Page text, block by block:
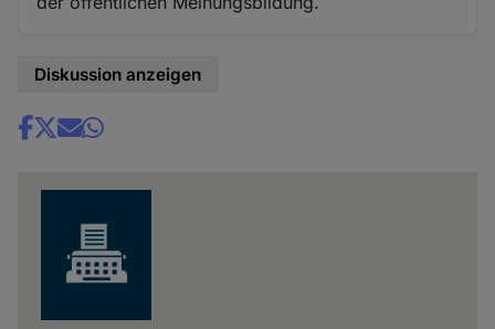
Diskussion anzeigen
Share